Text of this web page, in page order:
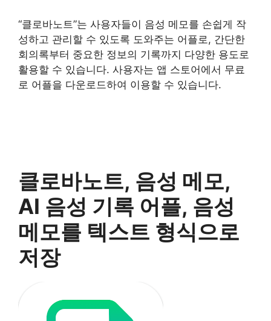
“클로바노트”는 사용자들이 음성 메모를 손쉽게 작
성하고 관리할 수 있도록 도와주는 어플로, 간단한
회의록부터 중요한 정보의 기록까지 다양한 용도로
활용할 수 있습니다. 사용자는 앱 스토어에서 무료
로 어플을 다운로드하여 이용할 수 있습니다.
클로바노트, 음성 메모,
AI 음성 기록 어플, 음성
메모를 텍스트 형식으로
저장